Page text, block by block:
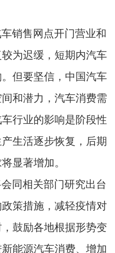
销售网点开门营业和
为迟缓，短期内汽车
但要坚信，中国汽车
和潜力，汽车消费需
行业的影响是阶段性
生活逐步恢复，后期
显著增加。
同相关部门研究出台
策措施，减轻疫情对
鼓励各地根据形势变
能源汽车消费、增加